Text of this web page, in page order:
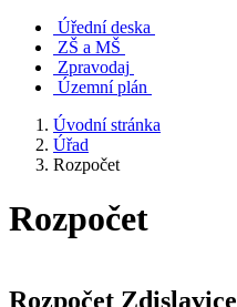
Úřední deska
ZŠ a MŠ
Zpravodaj
Územní plán
Úvodní stránka
Úřad
Rozpočet
Rozpočet
Rozpočet Zdislavice